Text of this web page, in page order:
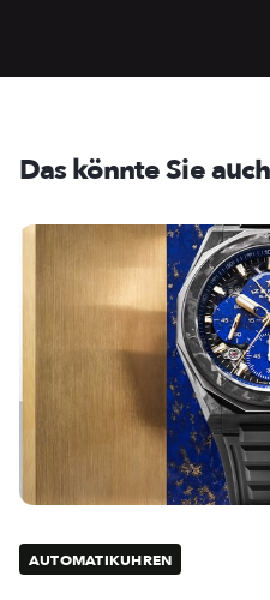
Das könnte Sie
AUTOMATIKUHREN